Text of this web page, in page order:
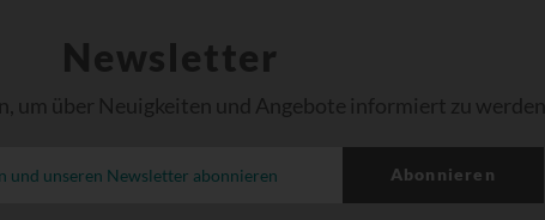
Newsletter
um über Neuigkeiten und Angebote informiert zu werden.
Abonnieren